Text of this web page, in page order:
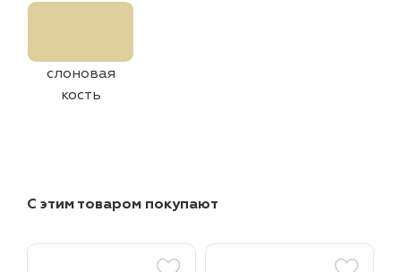
слоновая
кость
С этим товаром покупают